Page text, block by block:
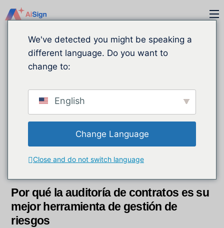
DICIEMBRE
22
Por qué la auditoría de contratos es su
mejor herramienta de gestión de
riesgos
We've detected you might be speaking a
different language. Do you want to
change to:
English
Change Language
Close and do not switch language